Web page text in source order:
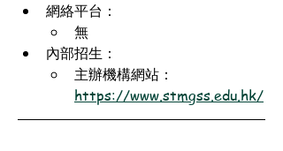
網絡平台：
無
內部招生：
主辦機構網站：
https://www.stmgss.edu.hk/